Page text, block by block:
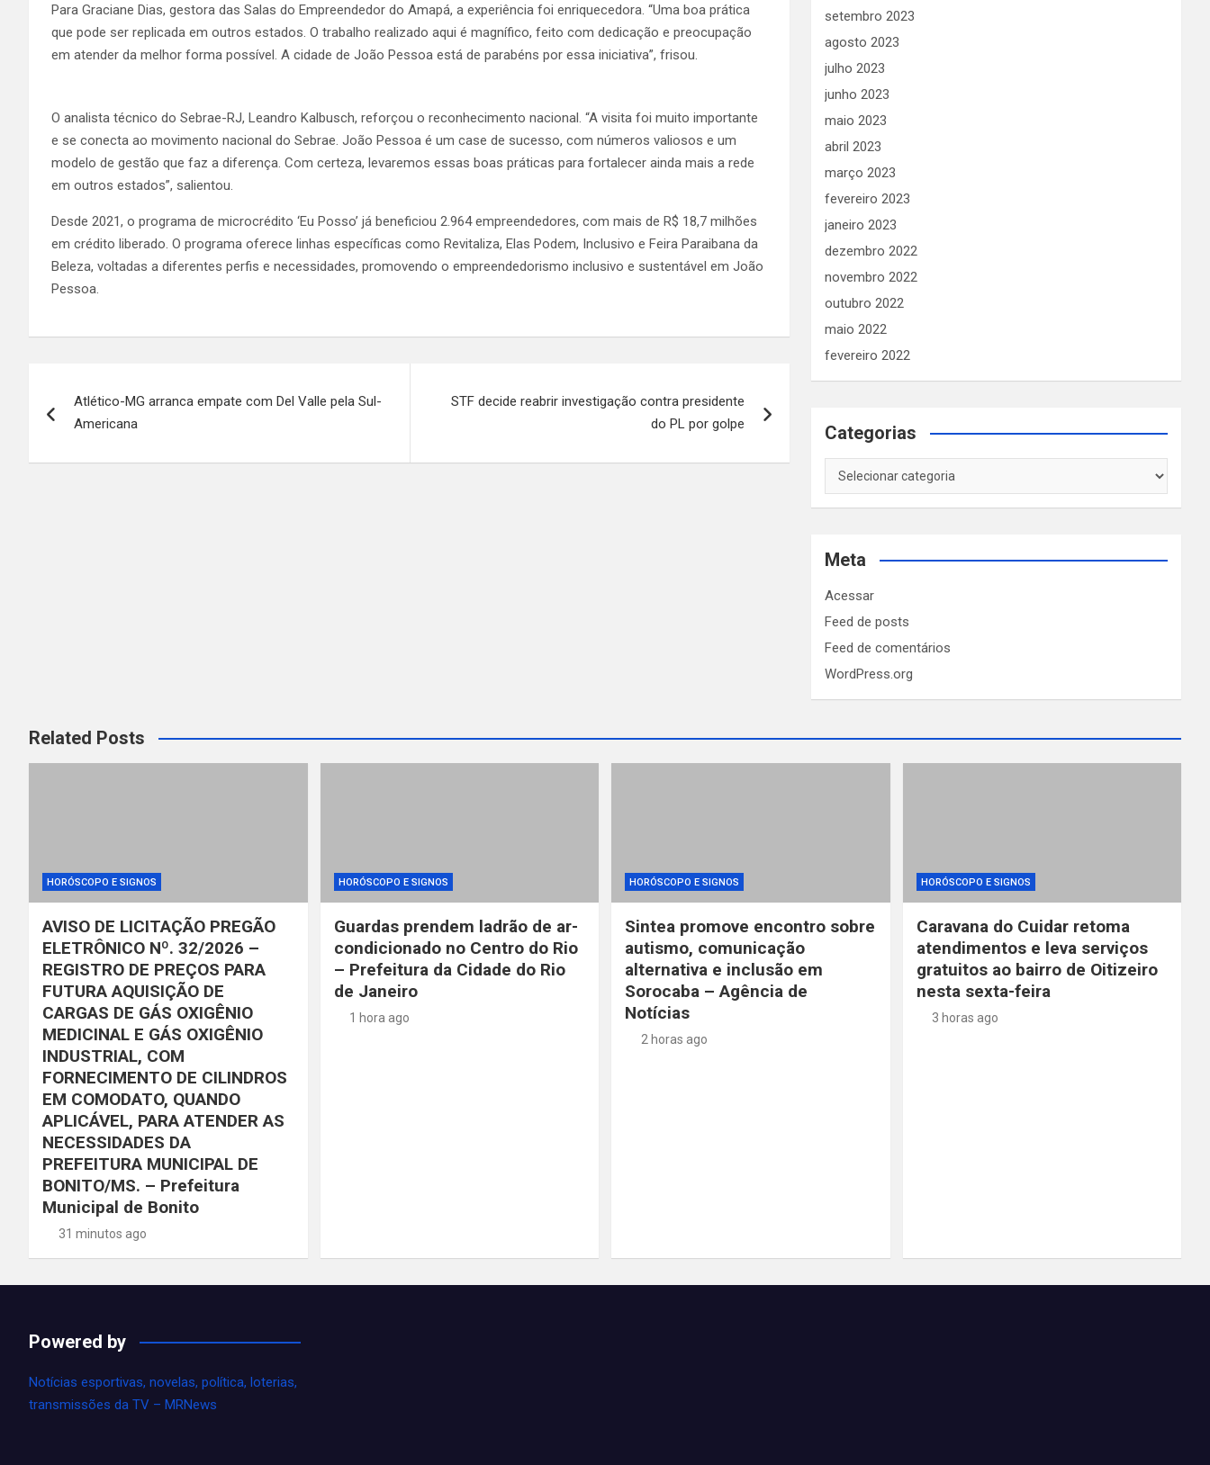
Para Graciane Dias, gestora das Salas do Empreendedor do Amapá, a experiência foi enriquecedora. “Uma boa prática
que pode ser replicada em outros estados. O trabalho realizado aqui é magnífico, feito com dedicação e preocupação
em atender da melhor forma possível. A cidade de João Pessoa está de parabéns por essa iniciativa”, frisou.
O analista técnico do Sebrae-RJ, Leandro Kalbusch, reforçou o reconhecimento nacional. “A visita foi muito importante
e se conecta ao movimento nacional do Sebrae. João Pessoa é um case de sucesso, com números valiosos e um
modelo de gestão que faz a diferença. Com certeza, levaremos essas boas práticas para fortalecer ainda mais a rede
em outros estados”, salientou.
Desde 2021, o programa de microcrédito ‘Eu Posso’ já beneficiou 2.964 empreendedores, com mais de R$ 18,7 milhões
em crédito liberado. O programa oferece linhas específicas como Revitaliza, Elas Podem, Inclusivo e Feira Paraibana da
Beleza, voltadas a diferentes perfis e necessidades, promovendo o empreendedorismo inclusivo e sustentável em João
Pessoa.
de
Post
Atlético-MG arranca empate com Del Valle pela Sul-
Americana
STF decide reabrir investigação contra presidente
do PL por golpe
setembro 2023
agosto 2023
julho 2023
junho 2023
maio 2023
abril 2023
março 2023
fevereiro 2023
janeiro 2023
dezembro 2022
novembro 2022
outubro 2022
maio 2022
fevereiro 2022
Categorias
Categorias
Meta
Acessar
Feed de posts
Feed de comentários
WordPress.org
Related Posts
HORÓSCOPO E SIGNOS
AVISO DE LICITAÇÃO PREGÃO
ELETRÔNICO Nº. 32/2026 –
REGISTRO DE PREÇOS PARA
FUTURA AQUISIÇÃO DE
CARGAS DE GÁS OXIGÊNIO
MEDICINAL E GÁS OXIGÊNIO
INDUSTRIAL, COM
FORNECIMENTO DE CILINDROS
EM COMODATO, QUANDO
APLICÁVEL, PARA ATENDER AS
NECESSIDADES DA
PREFEITURA MUNICIPAL DE
BONITO/MS. – Prefeitura
Municipal de Bonito
31 minutos ago
HORÓSCOPO E SIGNOS
Guardas prendem ladrão de ar-
condicionado no Centro do Rio
– Prefeitura da Cidade do Rio
de Janeiro
1 hora ago
HORÓSCOPO E SIGNOS
Sintea promove encontro sobre
autismo, comunicação
alternativa e inclusão em
Sorocaba – Agência de
Notícias
2 horas ago
HORÓSCOPO E SIGNOS
Caravana do Cuidar retoma
atendimentos e leva serviços
gratuitos ao bairro de Oitizeiro
nesta sexta-feira
3 horas ago
Powered by
Notícias esportivas, novelas, política, loterias,
transmissões da TV – MRNews